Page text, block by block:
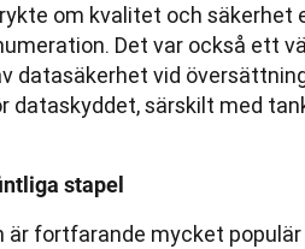
rykte om kvalitet och
Det var också ett
datasäkerhet vid
dataskyddet, särskilt med
stapel
är fortfarande mycket